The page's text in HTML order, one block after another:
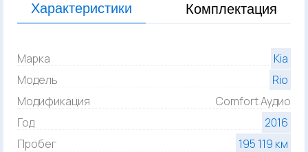
Характеристики Комплектация
Марка
Kia
Модель
Rio
Модификация
Comfort Аудио
Год
2016
Пробег
195 119 км